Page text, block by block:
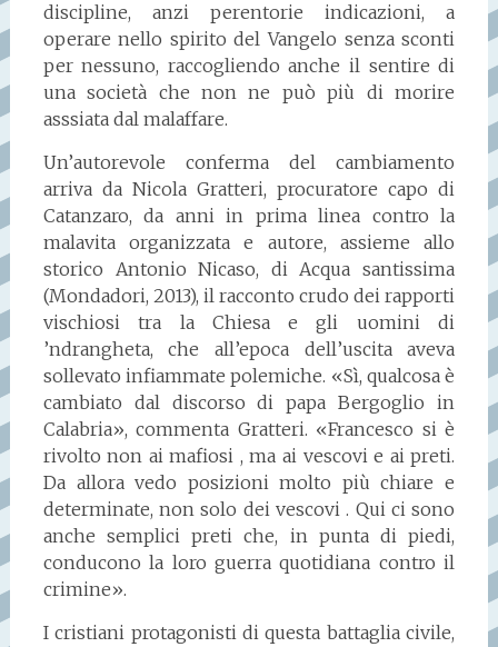
discipline, anzi perentorie indicazioni, a
operare nello spirito del Vangelo senza sconti
per nessuno, raccogliendo anche il sentire di
una società che non ne può più di morire
asssiata dal malaffare.
Un’autorevole conferma del cambiamento
arriva da Nicola Gratteri, procuratore capo di
Catanzaro, da anni in prima linea contro la
malavita organizzata e autore, assieme allo
storico Antonio Nicaso, di Acqua santissima
(Mondadori, 2013), il racconto crudo dei rapporti
vischiosi tra la Chiesa e gli uomini di
’ndrangheta, che all’epoca dell’uscita aveva
sollevato infiammate polemiche. «Sì, qualcosa è
cambiato dal discorso di papa Bergoglio in
Calabria», commenta Gratteri. «Francesco si è
rivolto non ai mafiosi , ma ai vescovi e ai preti.
Da allora vedo posizioni molto più chiare e
determinate, non solo dei vescovi . Qui ci sono
anche semplici preti che, in punta di piedi,
conducono la loro guerra quotidiana contro il
crimine».
I cristiani protagonisti di questa battaglia civile,